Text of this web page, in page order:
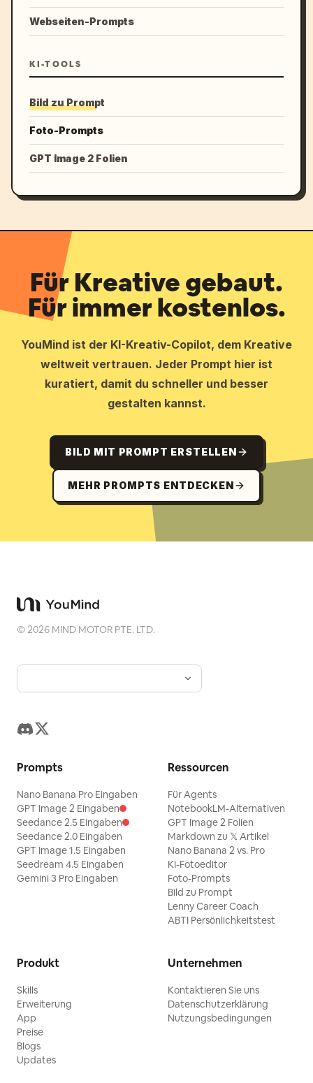
Webseiten-Prompts
KI-TOOLS
Bild zu Prompt
Foto-Prompts
GPT Image 2 Folien
Für Kreative gebaut.
Für immer kostenlos.
YouMind ist der KI-Kreativ-Copilot, dem Kreative
weltweit vertrauen. Jeder Prompt hier ist
kuratiert, damit du schneller und besser
gestalten kannst.
BILD MIT PROMPT ERSTELLEN
MEHR PROMPTS ENTDECKEN
©2026 MIND MOTOR PTE. LTD.
Prompts
Nano Banana Pro Eingaben
GPT Image 2 Eingaben
Seedance 2.5 Eingaben
Seedance 2.0 Eingaben
GPT Image 1.5 Eingaben
Seedream 4.5 Eingaben
Gemini 3 Pro Eingaben
Ressourcen
Für Agents
NotebookLM-Alternativen
GPT Image 2 Folien
Markdown zu 𝕏 Artikel
Nano Banana 2 vs. Pro
KI-Fotoeditor
Foto-Prompts
Bild zu Prompt
Lenny Career Coach
ABTI Persönlichkeitstest
Produkt
Skills
Erweiterung
App
Preise
Blogs
Updates
Unternehmen
Kontaktieren Sie uns
Datenschutzerklärung
Nutzungsbedingungen